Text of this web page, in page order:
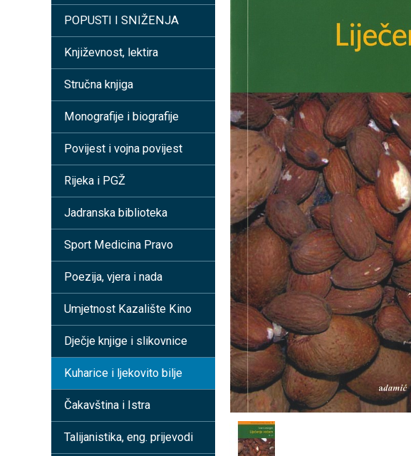
POPUSTI I SNIŽENJA
Književnost, lektira
Stručna knjiga
Monografije i biografije
Povijest i vojna povijest
Rijeka i PGŽ
Jadranska biblioteka
Sport Medicina Pravo
Poezija, vjera i nada
Umjetnost Kazalište Kino
Dječje knjige i slikovnice
Kuharice i ljekovito bilje
Čakavština i Istra
Talijanistika, eng. prijevodi